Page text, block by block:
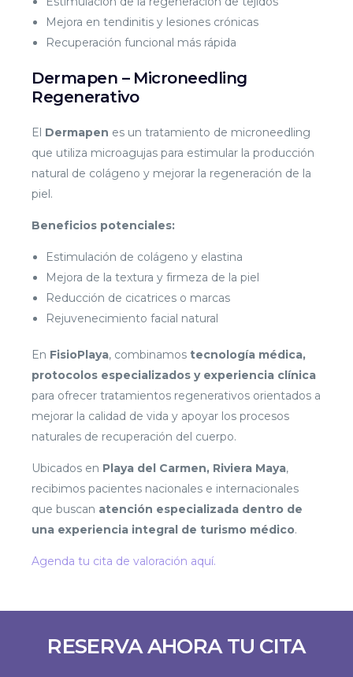
Mejora en tendinitis y lesiones crónicas
Recuperación funcional más rápida
Dermapen – Microneedling
Regenerativo
El Dermapen es un tratamiento de microneedling
que utiliza microagujas para estimular la producción
natural de colágeno y mejorar la regeneración de la
piel.
Beneficios potenciales:
Estimulación de colágeno y elastina
Mejora de la textura y firmeza de la piel
Reducción de cicatrices o marcas
Rejuvenecimiento facial natural
En FisioPlaya, combinamostecnología médica,
protocolos especializados y experiencia clínica
para ofrecer tratamientos regenerativos orientados a
mejorar la calidad de vida y apoyar los procesos
naturales de recuperación del cuerpo.
Ubicados en Playa del Carmen, Riviera Maya,
recibimos pacientes nacionales e internacionales
que buscan atención especializada dentro de
una experiencia integral de turismo médico.
Agenda tu cita de valoración aquí.
RESERVA AHORA TU CITA